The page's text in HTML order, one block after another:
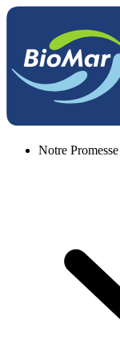
Notre Promesse